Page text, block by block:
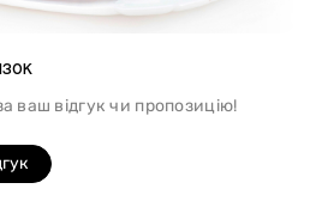
ваш відгук чи пропозицію!